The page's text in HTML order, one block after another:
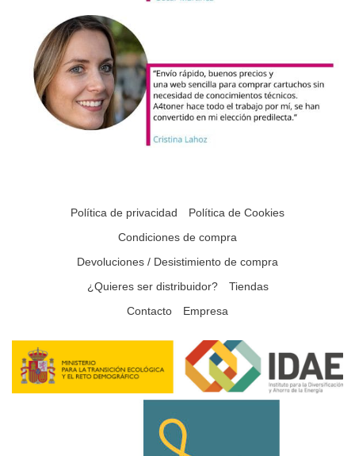
Política de privacidad
Política de Cookies
Condiciones de compra
Devoluciones / Desistimiento de compra
¿Quieres ser distribuidor?
Tiendas
Contacto
Empresa